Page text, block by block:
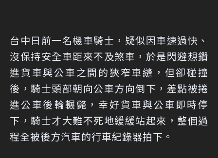
台中日前一名機車騎士，疑似因車速過快、
沒保持安全車距來不及煞車，於是閃避想鑽
進貨車與公車之間的狹窄車縫，但卻碰撞
後，騎士頭部朝向公車方向倒下，差點被捲
進公車後輪輾斃，幸好貨車與公車即時停
下，騎士才大難不死地緩緩站起來，整個過
程全被後方汽車的行車紀錄器拍下。